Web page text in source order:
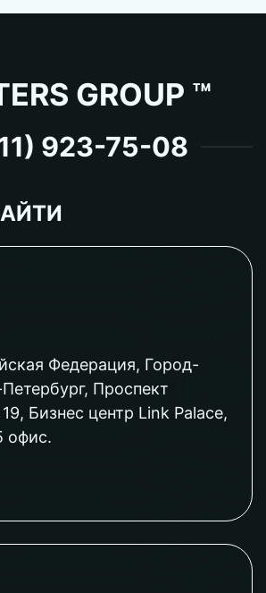
GROUP ™
923-75-08
Федерация, Город-
Проспект
Бизнес центр Link Palace,
офис.